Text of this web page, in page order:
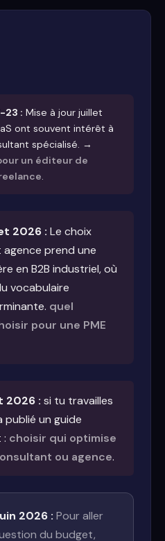
23 : Mise à jour juillet
ont souvent intérêt à
spécialisé. →
un éditeur de
.
2026 : Le choix
prend une
en B2B industriel, où
vocabulaire
quel
pour une PME
2026 : si tu travailles
publié un guide
: choisir qui optimise
ou agence.
2026 : Pour aller
du budget,